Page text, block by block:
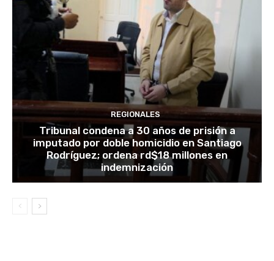
REGIONALES
Tribunal condena a 30 años de prisión a
imputado por doble homicidio en Santiago
Rodríguez; ordena rd$18 millones en
indemnización